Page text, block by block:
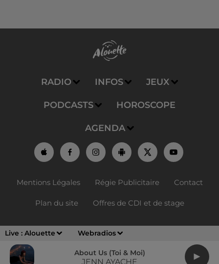
Live : Alouette Webradios
About Us (toi & Moi)
JENN AYACHE
RADIO INFOS JEUX
PODCASTS HOROSCOPE
AGENDA
Mentions Légales Régie Publicitaire Contact
Plan du site Offres de CDI et de stage